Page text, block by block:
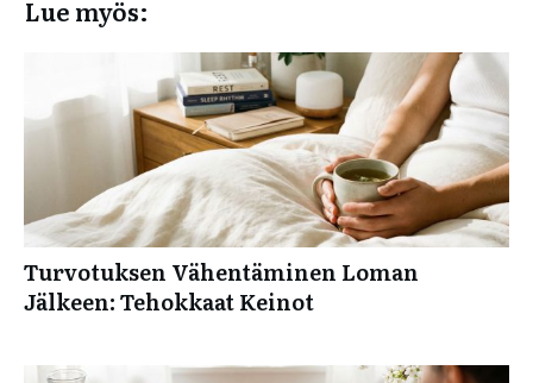
Lue myös:
Turvotuksen Vähentäminen Loman
Jälkeen: Tehokkaat Keinot